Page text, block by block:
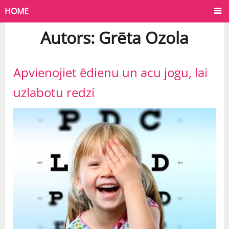
HOME
Autors: Grēta Ozola
Apvienojiet ēdienu un acu jogu, lai
uzlabotu redzi